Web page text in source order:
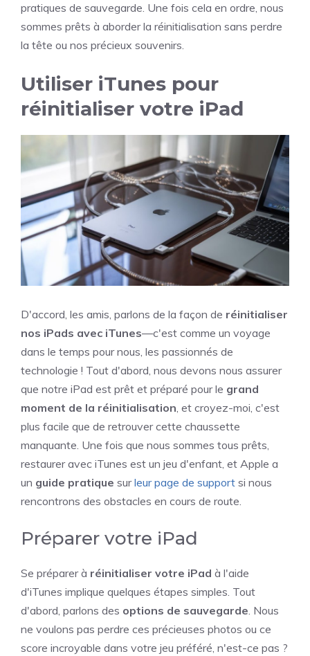
pratiques de sauvegarde. Une fois cela en ordre, nous
sommes prêts à aborder la réinitialisation sans perdre
la tête ou nos précieux souvenirs.
Utiliser iTunes pour
réinitialiser votre iPad
D'accord, les amis, parlons de la façon de réinitialiser
nos iPads avec iTunes—c'est comme un voyage
dans le temps pour nous, les passionnés de
technologie ! Tout d'abord, nous devons nous assurer
que notre iPad est prêt et préparé pour le grand
moment de la réinitialisation, et croyez-moi, c'est
plus facile que de retrouver cette chaussette
manquante. Une fois que nous sommes tous prêts,
restaurer avec iTunes est un jeu d'enfant, et Apple a
un guide pratique surleur page de support si nous
rencontrons des obstacles en cours de route.
Préparer votre iPad
Se préparer à réinitialiser votre iPad à l'aide
d'iTunes implique quelques étapes simples. Tout
d'abord, parlons des options de sauvegarde. Nous
ne voulons pas perdre ces précieuses photos ou ce
score incroyable dans votre jeu préféré, n'est-ce pas ?